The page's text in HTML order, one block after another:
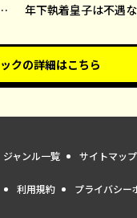
年下執着皇子は不遇
クの詳細はこちら
ジャンル一覧 サイトマップ
利用規約 プライバシー